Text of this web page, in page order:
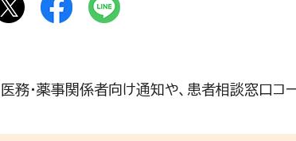
医務・薬事関係者向け通知や、患者相談窓口コ